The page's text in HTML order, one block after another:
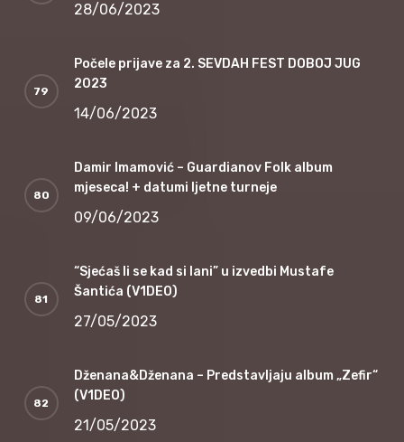
28/06/2023
Počele prijave za 2. SEVDAH FEST DOBOJ JUG
2023
14/06/2023
Damir Imamović – Guardianov Folk album
mjeseca! + datumi ljetne turneje
09/06/2023
“Sjećaš li se kad si lani” u izvedbi Mustafe
Šantića (V1DEO)
27/05/2023
Dženana&Dženana – Predstavljaju album „Zefir“
(V1DEO)
21/05/2023